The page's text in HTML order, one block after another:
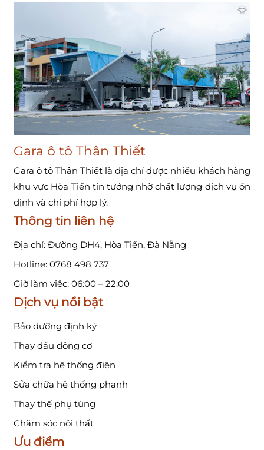
Gara ô tô Thân Thiết
Gara ô tô Thân Thiết là địa chỉ được nhiều khách hàng
khu vực Hòa Tiến tin tưởng nhờ chất lượng dịch vụ ổn
định và chi phí hợp lý.
Thông tin liên hệ
Địa chỉ: Đường DH4, Hòa Tiến, Đà Nẵng
Hotline: 0768 498 737
Giờ làm việc: 06:00 – 22:00
Dịch vụ nổi bật
Bảo dưỡng định kỳ
Thay dầu động cơ
Kiểm tra hệ thống điện
Sửa chữa hệ thống phanh
Thay thế phụ tùng
Chăm sóc nội thất
Ưu điểm